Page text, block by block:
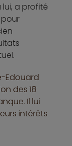
a profité
Edouard
des 18
Il lui
intérêts